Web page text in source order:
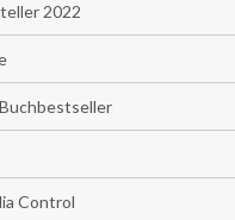
2022
Control